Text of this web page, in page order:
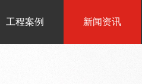
工程案例 新闻资讯